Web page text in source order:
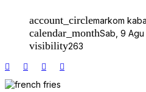
account_circlemarkom
calendar_monthSab, 9 Agu
visibility263